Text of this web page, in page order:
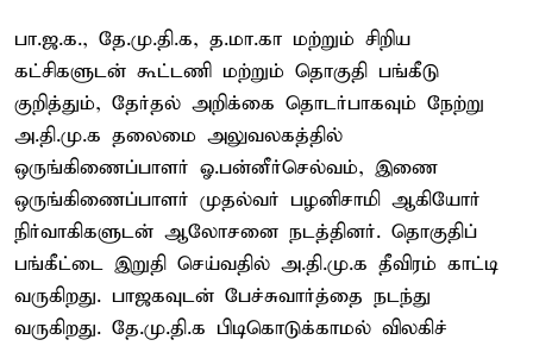
பா.ஜ.க., தே.மு.தி.க, த.மா.கா மற்றும் சிறிய
கட்சிகளுடன் கூட்டணி மற்றும் தொகுதி பங்கீடு
குறித்தும், தேர்தல் அறிக்கை தொடர்பாகவும் நேற்று
அ.தி.மு.க தலைமை அலுவலகத்தில்
ஒருங்கிணைப்பாளர் ஓ.பன்னீர்செல்வம், இணை
ஒருங்கிணைப்பாளர் முதல்வர் பழனிசாமி ஆகியோர்
நிர்வாகிகளுடன் ஆலோசனை நடத்தினர். தொகுதிப்
பங்கீட்டை இறுதி செய்வதில் அ.தி.மு.க தீவிரம் காட்டி
வருகிறது. பாஜகவுடன் பேச்சுவார்த்தை நடந்து
வருகிறது. தே.மு.தி.க பிடிகொடுக்காமல் விலகிச்